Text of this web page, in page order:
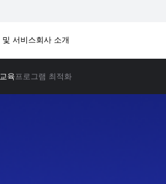
및 서비스회사 소개
육프로그램 최적화